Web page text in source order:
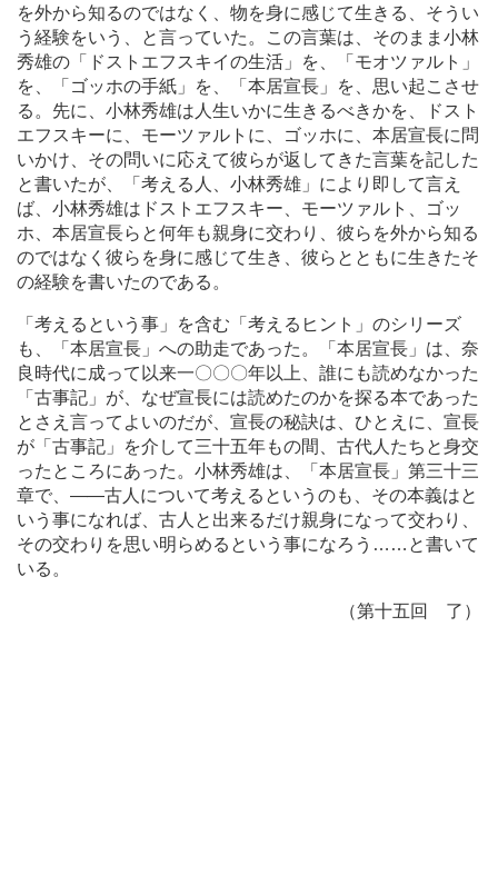
を外から知るのではなく、物を身に感じて生きる、そうい
う経験をいう、と言っていた。この言葉は、そのまま小林
秀雄の「ドストエフスキイの生活」を、「モオツァルト」
を、「ゴッホの手紙」を、「本居宣長」を、思い起こさせ
る。先に、小林秀雄は人生いかに生きるべきかを、ドスト
エフスキーに、モーツァルトに、ゴッホに、本居宣長に問
いかけ、その問いに応えて彼らが返してきた言葉を記した
と書いたが、「考える人、小林秀雄」により即して言え
ば、小林秀雄はドストエフスキー、モーツァルト、ゴッ
ホ、本居宣長らと何年も親身に交わり、彼らを外から知る
のではなく彼らを身に感じて生き、彼らとともに生きたそ
の経験を書いたのである。
「考えるという事」を含む「考えるヒント」のシリーズ
も、「本居宣長」への助走であった。「本居宣長」は、奈
良時代に成って以来一〇〇〇年以上、誰にも読めなかった
「古事記」が、なぜ宣長には読めたのかを探る本であった
とさえ言ってよいのだが、宣長の秘訣は、ひとえに、宣長
が「古事記」を介して三十五年もの間、古代人たちと身交
ったところにあった。小林秀雄は、「本居宣長」第三十三
章で、 ――古人について考えるというのも、その本義はと
いう事になれば、古人と出来るだけ親身になって交わり、
その交わりを思い明らめるという事になろう … …と書いて
いる。
（第十五回 了）